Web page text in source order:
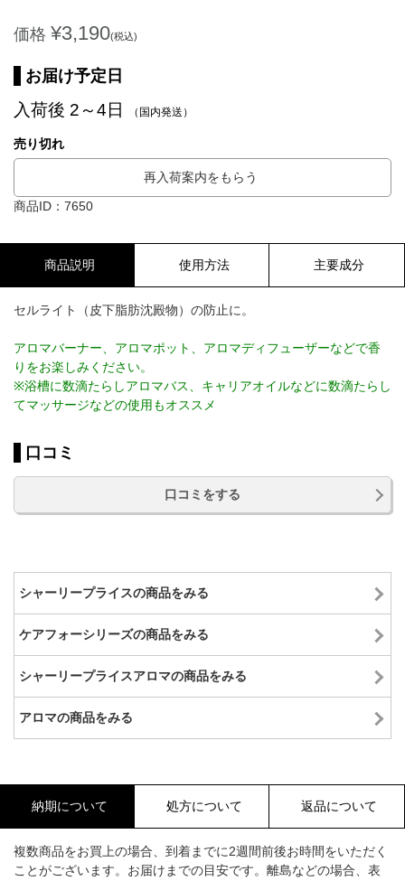
価格 ¥3,190(税込)
お届け予定日
入荷後 2～4日 （国内発送）
売り切れ
再入荷案内をもらう
商品ID：7650
商品説明 使用方法 主要成分
セルライト（皮下脂肪沈殿物）の防止に。
アロマバーナー、アロマポット、アロマディフューザーなどで香
りをお楽しみください。
※浴槽に数滴たらしアロマバス、キャリアオイルなどに数滴たらし
てマッサージなどの使用もオススメ
口コミ
口コミをする
シャーリープライスの商品をみる
ケアフォーシリーズの商品をみる
シャーリープライスアロマの商品をみる
アロマの商品をみる
納期について 処方について 返品について
複数商品をお買上の場合、到着までに2週間前後お時間をいただく
ことがございます。お届けまでの目安です。離島などの場合、表